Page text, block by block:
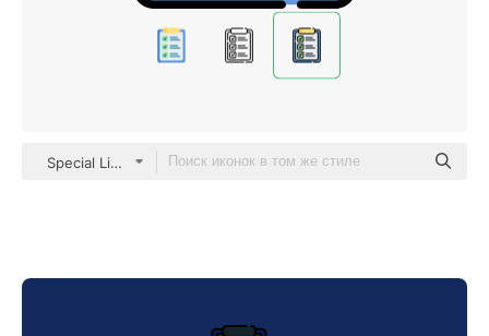
Special Lineal color